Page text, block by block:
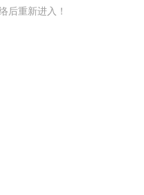
后重新进入！